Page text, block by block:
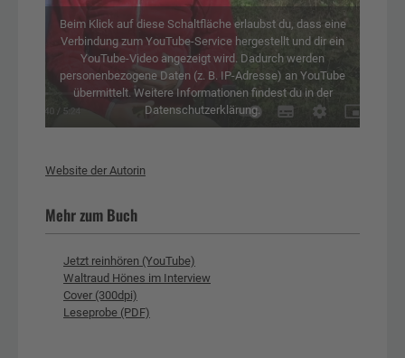
Beim Klick auf diese Schaltfläche erlaubst du, dass eine
Verbindung zum YouTube-Service hergestellt und dir ein
YouTube-Video angezeigt wird. Dadurch werden
personenbezogene Daten (z. B. IP-Adresse) an YouTube
übermittelt. Weitere Informationen findest du in der
Datenschutzerklärung.
Website der Autorin
Mehr zum Buch
Jetzt reinhören (YouTube)
Waltraud Hönes im Interview
Cover (300dpi)
Leseprobe (PDF)